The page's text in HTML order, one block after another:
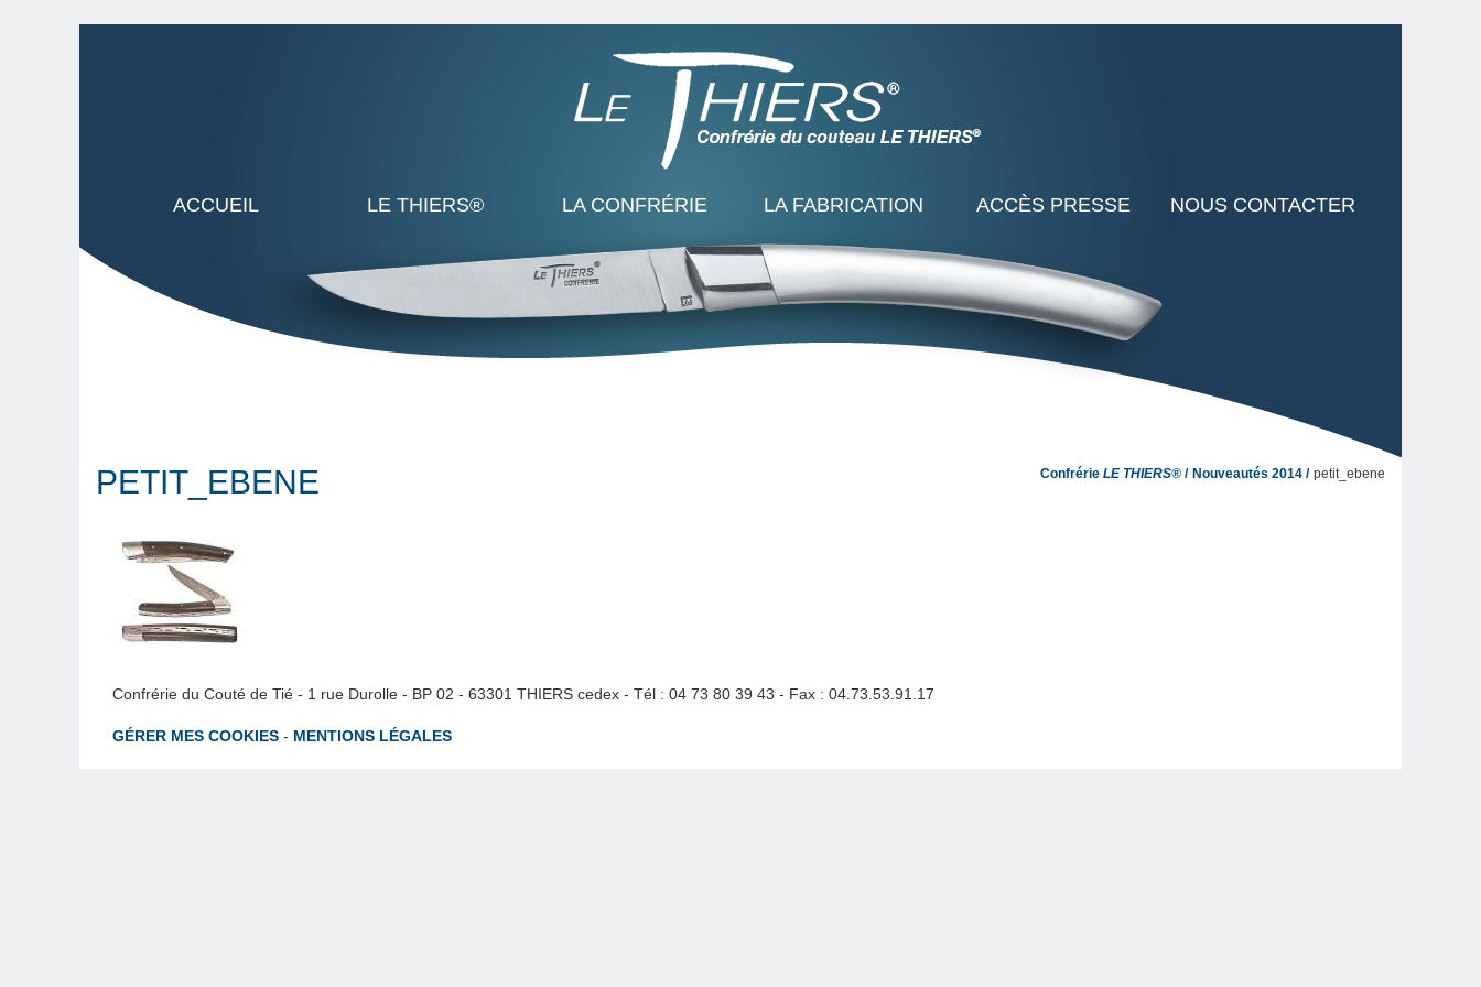
ACCUEIL LE THIERS® LA CONFRÉRIE LA FABRICATION ACCÈS PRESSE NOUS CONTACTER
PETIT_EBENE Confrérie LE THIERS® Nouveautés 2014 petit_ebene
Confrérie du Couté de Tié - 1 rue Durolle - BP 02 - 63301 THIERS cedex - Tél : 04 73 80 39 43 - Fax : 04.73.53.91.17
GÉRER MES COOKIES - MENTIONS LÉGALES